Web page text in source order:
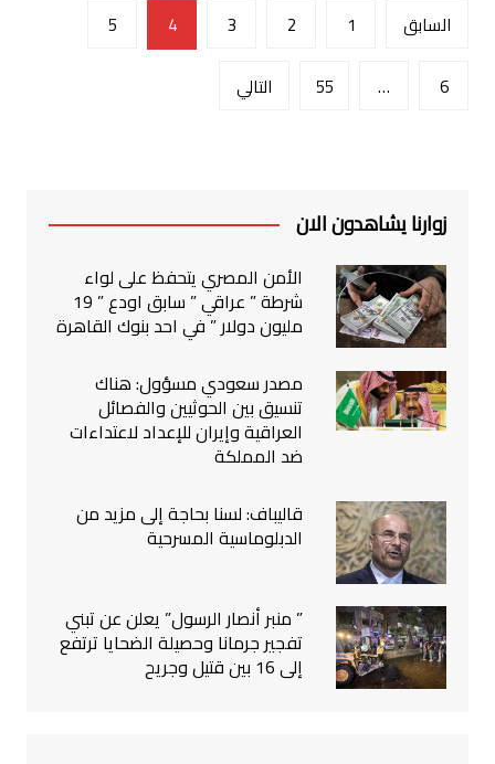
تصفّح
المقالات
السابق 1
2
3
4
5
6
…
55 التالي
زوارنا يشاهدون الان
الأمن المصري يتحفظ على لواء
شرطة ” عراقي ” سابق اودع ” 19
مليون دولار ” في احد بنوك القاهرة
مصدر سعودي مسؤول: هناك
تنسيق بين الحوثيين والفصائل
العراقية وإيران للإعداد لاعتداءات
ضد المملكة
قاليباف: لسنا بحاجة إلى مزيد من
الدبلوماسية المسرحية
” منبر أنصار الرسول” يعلن عن تبني
تفجير جرمانا وحصيلة الضحايا ترتفع
إلى 16 بين قتيل وجريح